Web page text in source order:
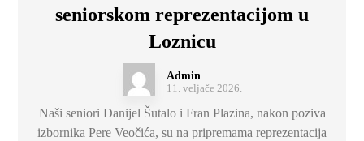
seniorskom reprezentacijom u
Loznicu
Admin
11. veljače 2026.
Naši seniori Danijel Šutalo i Fran Plazina, nakon poziva
izbornika Pere Veočića, su na pripremama reprezentacija